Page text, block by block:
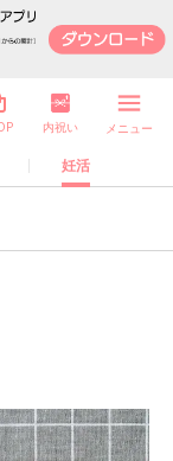
妊活
内祝い メニュー